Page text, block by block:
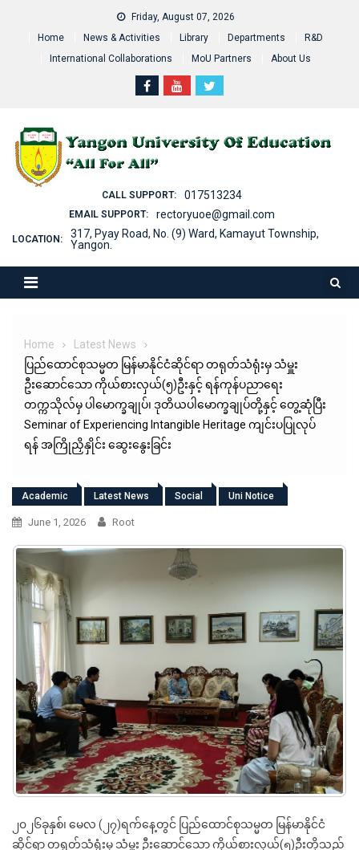
Friday, August 07, 2026
Home
News & Activities Library Departments
R&D
International Collaborations
MoU Partners About Us
CALL SUPPORT: 017513234
EMAIL SUPPORT: rectoryuoe@gmail.com
LOCATION:
317, Pyay Road, No. (9) Ward, Kamayut Township,
Yangon.
Home
Latest News
ပြည်ထောင်စုသမ္မတ မြန်မာနိုင်ငံဆိုင်ရာ တရုတ်သံရုံးမှ သံမှူး
ဦးဆောင်သော ကိုယ်စားလှယ်(၅)ဦးနှင့် ရန်ကုန်ပညာရေး
တက္ကသိုလ်မှ ပါမောက္ခချုပ်၊ ဒုတိယပါမောက္ခချုပ်တို့နှင့် တွေ့ဆုံပြီး
Seminar of Experiencing Intangible Heritage ကျင်းပပြုလုပ်
ရန် အကြိုညှိနှိုင်း ဆွေးနွေးခြင်း
Academic Latest News Social Uni Notice
June 1, 2026 Root
၂၀၂၆ခုနှစ်၊ မေလ (၂၇)ရက်နေ့တွင် ပြည်ထောင်စုသမ္မတ မြန်မာနိုင်ငံ
ဆိုင်ရာ တရုတ်သံရုံးမှ သံမှူး ဦးဆောင်သော ကိုယ်စားလှယ်(၅)ဦးတို့သည်